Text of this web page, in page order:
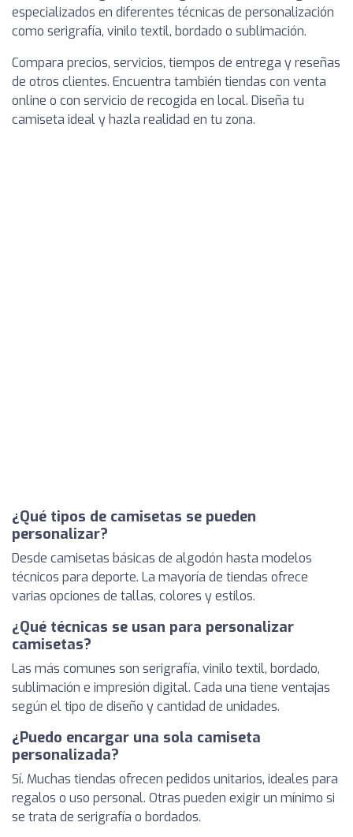
especializados en diferentes técnicas de personalización
como serigrafía, vinilo textil, bordado o sublimación.
Compara precios, servicios, tiempos de entrega y reseñas
de otros clientes. Encuentra también tiendas con venta
online o con servicio de recogida en local. Diseña tu
camiseta ideal y hazla realidad en tu zona.
¿Qué tipos de camisetas se pueden
personalizar?
Desde camisetas básicas de algodón hasta modelos
técnicos para deporte. La mayoría de tiendas ofrece
varias opciones de tallas, colores y estilos.
¿Qué técnicas se usan para personalizar
camisetas?
Las más comunes son serigrafía, vinilo textil, bordado,
sublimación e impresión digital. Cada una tiene ventajas
según el tipo de diseño y cantidad de unidades.
¿Puedo encargar una sola camiseta
personalizada?
Sí. Muchas tiendas ofrecen pedidos unitarios, ideales para
regalos o uso personal. Otras pueden exigir un mínimo si
se trata de serigrafía o bordados.